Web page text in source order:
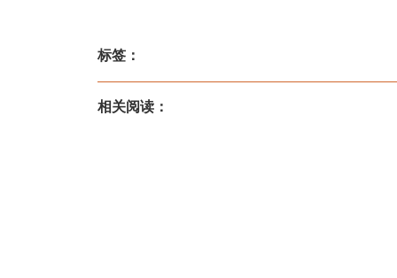
标签：
相关阅读：